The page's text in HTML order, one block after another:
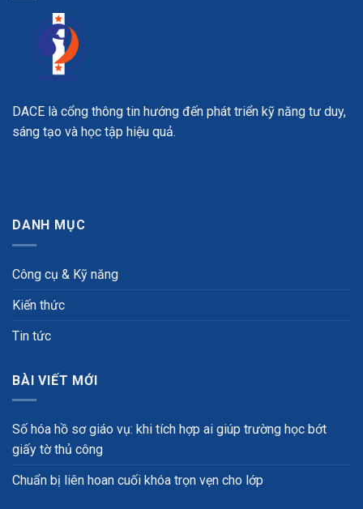
DACE là cổng thông tin hướng đến phát triển kỹ năng tư duy,
sáng tạo và học tập hiệu quả.
DANH MỤC
Công cụ & Kỹ năng
Kiến thức
Tin tức
BÀI VIẾT MỚI
Số hóa hồ sơ giáo vụ: khi tích hợp ai giúp trường học bớt
giấy tờ thủ công
Chuẩn bị liên hoan cuối khóa trọn vẹn cho lớp